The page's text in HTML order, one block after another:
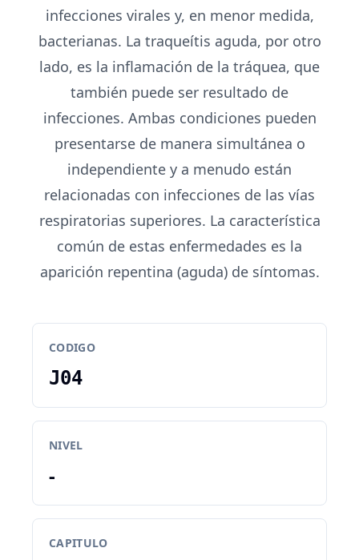
infecciones virales y, en menor medida,
bacterianas. La traqueítis aguda, por otro
lado, es la inflamación de la tráquea, que
también puede ser resultado de
infecciones. Ambas condiciones pueden
presentarse de manera simultánea o
independiente y a menudo están
relacionadas con infecciones de las vías
respiratorias superiores. La característica
común de estas enfermedades es la
aparición repentina (aguda) de síntomas.
CODIGO
J04
NIVEL
-
CAPITULO